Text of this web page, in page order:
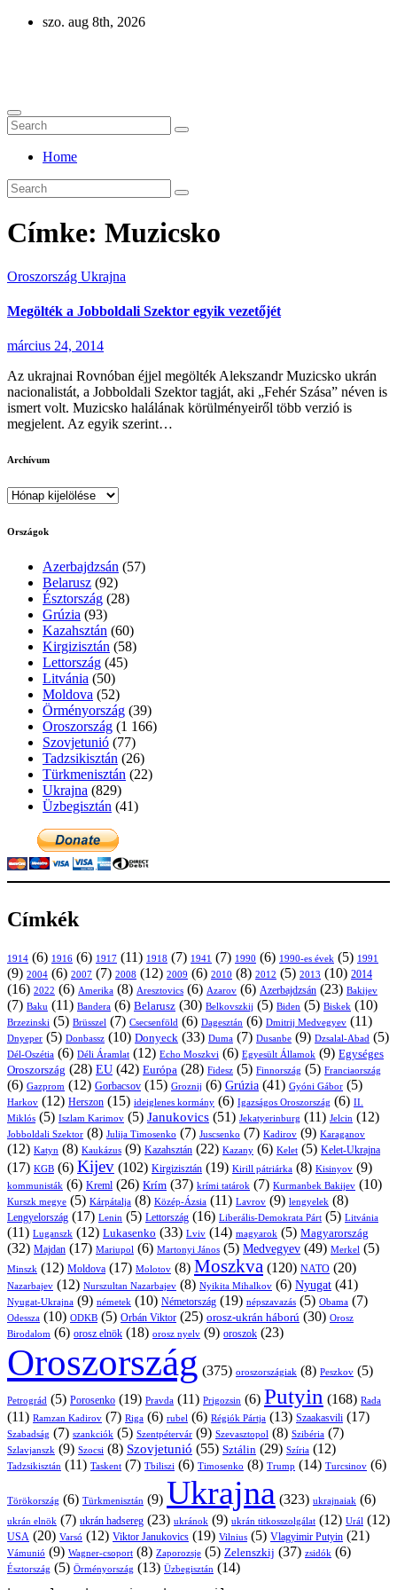
Skip
szo. aug 8th, 2026
Home
Címke: Muzicsko
Oroszország Ukrajna
Megölték a Jobboldali Szektor egyik vezetőjét
március 24, 2014
Az ukrajnai Rovnóban éjjel megölték Alekszandr Muzicsko ukrán
nacionalistát, a Jobboldali Szektor tagját, aki „Fehér Szása” néven is
ismert volt. Muzicsko halálának körülményeiről több verzió is
megjelent. Az egyik szerint…
Archívum
Archívum
Országok
Azerbajdzsán (57)
Belarusz (92)
Észtország (28)
Grúzia (93)
Kazahsztán (60)
Kirgizisztán (58)
Lettország (45)
Litvánia (50)
Moldova (52)
Örményország (39)
Oroszország (1 166)
Szovjetunió (77)
Tadzsikisztán (26)
Türkmenisztán (22)
Ukrajna (829)
Üzbegisztán (41)
Címkék
1914 (6) 1916 (6) 1917 (11) 1918 (7) 1941 (7) 1990 (6) 1990-es évek (5) 1991
(9) 2004 (6) 2007 (7) 2008 (12) 2009 (6) 2010 (8) 2012 (5) 2013 (10) 2014
(16) 2022 (6) Amerika (8) Aresztovics (6) Azarov (6) Azerbajdzsán (23) Bakijev
(7) Baku (11) Bandera (6) Belarusz (30) Belkovszkij (5) Biden (5) Biskek (10)
Brzezinski (5) Brüsszel (7) Csecsenföld (6) Dagesztán (6) Dmitrij Medvegyev (11)
Dnyeper (5) Donbassz (10) Donyeck (33) Duma (7) Dusanbe (9) Dzsalal-Abad (5)
Dél-Oszétia (6) Déli Áramlat (12) Echo Moszkvi (6) Egyesült Államok (9) Egységes
Oroszország (28) EU (42) Európa (28) Fidesz (5) Finnország (5) Franciaország
(6) Gazprom (12) Gorbacsov (15) Groznij (6) Grúzia (41) Gyóni Gábor (5)
Harkov (12) Herszon (15) ideiglenes kormány (6) Igazságos Oroszország (6) II.
Miklós (5) Iszlam Karimov (5) Janukovics (51) Jekatyerinburg (11) Jelcin (12)
Jobboldali Szektor (8) Julija Timosenko (7) Juscsenko (7) Kadirov (9) Karaganov
(12) Katyn (8) Kaukázus (9) Kazahsztán (22) Kazany (6) Kelet (5) Kelet-Ukrajna
(17) KGB (6) Kijev (102) Kirgizisztán (19) Kirill pátriárka (8) Kisinyov (9)
kommunisták (6) Kreml (26) Krím (37) krími tatárok (7) Kurmanbek Bakijev (10)
Kurszk megye (5) Kárpátalja (8) Közép-Ázsia (11) Lavrov (9) lengyelek (8)
Lengyelország (17) Lenin (5) Lettország (16) Liberális-Demokrata Párt (5) Litvánia
(11) Luganszk (12) Lukasenko (33) Lviv (14) magyarok (5) Magyarország
(32) Majdan (17) Mariupol (6) Martonyi János (5) Medvegyev (49) Merkel (5)
Minszk (12) Moldova (17) Molotov (8) Moszkva (120) NATO (20)
Nazarbajev (12) Nurszultan Nazarbajev (8) Nyikita Mihalkov (6) Nyugat (41)
Nyugat-Ukrajna (9) németek (10) Németország (19) népszavazás (5) Obama (7)
Odessza (10) ODKB (5) Orbán Viktor (25) orosz-ukrán háború (30) Orosz
Birodalom (6) orosz elnök (18) orosz nyelv (9) oroszok (23)
Oroszország (375) oroszországiak (8) Peszkov (5)
Petrográd (5) Porosenko (19) Pravda (11) Prigozsin (6) Putyin (168) Rada
(11) Ramzan Kadirov (7) Riga (6) rubel (6) Régiók Pártja (13) Szaakasvili (17)
Szabadság (7) szankciók (5) Szentpétervár (9) Szevasztopol (8) Szibéria (7)
Szlavjanszk (9) Szocsi (8) Szovjetunió (55) Sztálin (29) Szíria (12)
Tadzsikisztán (11) Taskent (7) Tbiliszi (6) Timosenko (8) Trump (14) Turcsinov (6)
Törökország (6) Türkmenisztán (9) Ukrajna (323) ukrajnaiak (6)
ukrán elnök (7) ukrán hadsereg (23) ukránok (9) ukrán titkosszolgálat (12) Urál (12)
USA (20) Varsó (12) Viktor Janukovics (19) Vilnius (5) Vlagyimir Putyin (21)
Vámunió (9) Wagner-csoport (8) Zaporozsje (5) Zelenszkij (37) zsidók (6)
Észtország (5) Örményország (13) Üzbegisztán (14)